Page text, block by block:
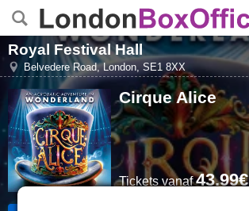
Royal Festival Hall
Belvedere Road,London, SE1 8XX
Cirque Alice
Tickets vanaf43.99€